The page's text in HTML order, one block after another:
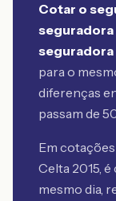
Cotar o
seguradora
seguradora
para o
diferenças
passam de
Em
Celta 2015, é
mesmo dia,